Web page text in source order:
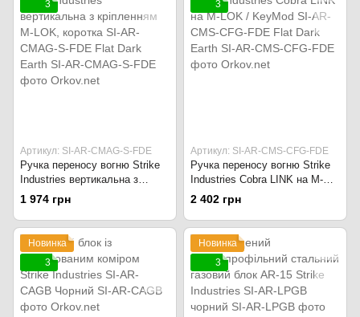
3
Артикул: SI-AR-CMAG-S-FDE
Ручка переносу вогню Strike
Industries вертикальна з
кріпленням M-LOK, коротка
SI-AR-CMAG-S-FDE Flat Dark
Earth
1 974 грн
3
Артикул: SI-AR-CMS-CFG-FDE
Ручка переносу вогню Strike
Industries Cobra LINK на M-
LOK / KeyMod SI-AR-CMS-
CFG-FDE Flat Dark Earth
2 402 грн
Новинка
3
Новинка
3